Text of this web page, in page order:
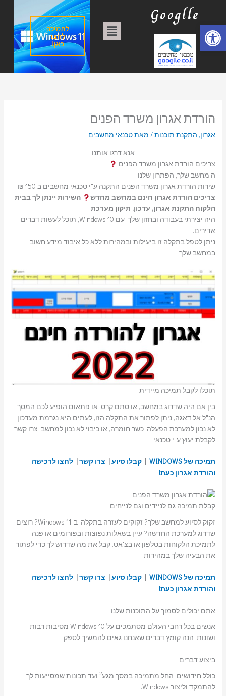
פתח סרגל נגישות
Googlle
תפריט לתמיכה
לחצו
כאן!
הורדת אגרון משרד הפנים
אגרון, התקנת תוכנות/ מאתטכנאי מחשבים
אנא דרגו אותנו
צריכים הורדת אגרון משרד הפנים
ה מחשב שלך, הפתרון שלנו!
שירות הורדת אגרון משרד הפנים התקנה ע"י טכנאי מחשבים ב 150 ₪,
צריכים הורדת אגרון חינם במחשב מחדש
השירות יינתן לך בבית
הלקוח התקנת אגרון, עדכון, תיקון מערכת
היה יצירתי בעבודה ובחזון שלך. עם Windows 10, תוכל לעשות דברים
אדירים.
ניתן לטפל בתקלה זו ביעילות ובמהירות ללא כל איבוד מידע חשוב
במחשב שלך
תוכלו לקבל תמיכה מיידית
בין אם היה שדרוג במחשב, או סתם קרס, או פתאום הופיע לכם המסך
הנ"ל אל דאגה, ניתן לפתור את התקלה הזו, לעתים היא נגרמת מעדכון
לא נכון למערכת הפעלה, כשר חומרה, או כיבוי לא נכון למחשב, צרו קשר
לקבלת יעוץ ע"י טכנאי
תמיכה של WINDOWS |קבלו סיוע צרו קשר |לחצו לרכישה
והורדת אגרון כעת!
קבלת תמיכה גם לניידים וגם לנייחים
זקוק לסיוע למחשב שלך? זקוקים לעזרה בתקלה ב-Windows 11? רוצים
שדרוג למערכת החדשה? עיין בשאלות נפוצות ובפורומים או פנה
לתמיכת הלקוחות בטלפון או בצ'אט. קבל את מה שדרוש לך כדי לפתור
את הבעיה שלך במהירות.
תמיכה של WINDOWS |קבלו סיוע| צרו קשר|לחצו לרכישה
והורדת אגרון כעת!
אתם יכולים לסמוך על התוכנות שלנו
אנשים בכל רחבי העולם מסתמכים על Windows 10 מסיבות רבות
ושונות. הנה קומץ דברים שאנחנו גאים להמשיך לספק.
ביצוע דברים
כולל חידושים, החל מתמיכה במסך מגע2 ועד תכונות שמסייעות לך
להתמקד וליצור Windows.
ג
ו
י